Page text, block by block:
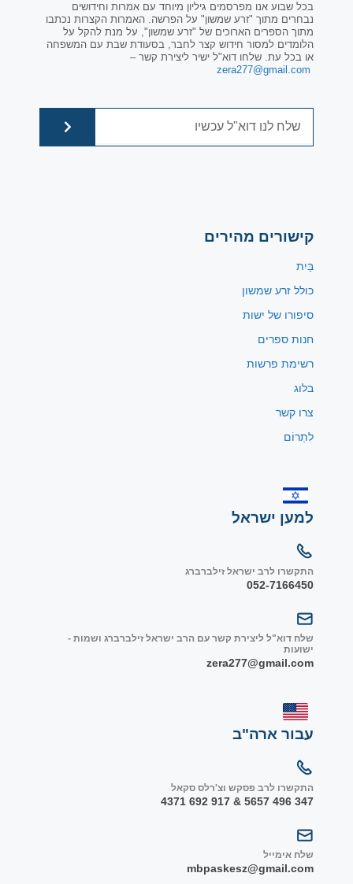
בכל שבוע אנו מפרסמים גיליון מיוחד עם אמרות וחידושים
נבחרים מתוך "זרע שמשון" על הפרשה. האמרות הקצרות נכתבו
מתוך הספרים הארוכים של "זרע שמשון", על מנת להקל על
הלומדים למסור חידוש קצר לחבר, בסעודת שבת עם המשפחה
או בכל עת. שלחו דוא"ל ישיר ליצירת קשר –
zera277@gmail.com
קישורים מהירים
בַּיִת
כולל זרע שמשון
סיפורו של ישות
חנות ספרים
רשימת פרשות
בלוג
צרו קשר
לִתְרוֹם
למען ישראל
התקשרו לרב ישראל זילברברג
052-7166450
שלח דוא"ל ליצירת קשר עם הרב ישראל זילברברג ושמות -
ישועות
zera277@gmail.com
עבור ארה"ב
התקשרו לרב פסקש וצ'רלס סקאל
347 496 5657 & 917 692 4371
שלח אימייל
mbpaskesz@gmail.com